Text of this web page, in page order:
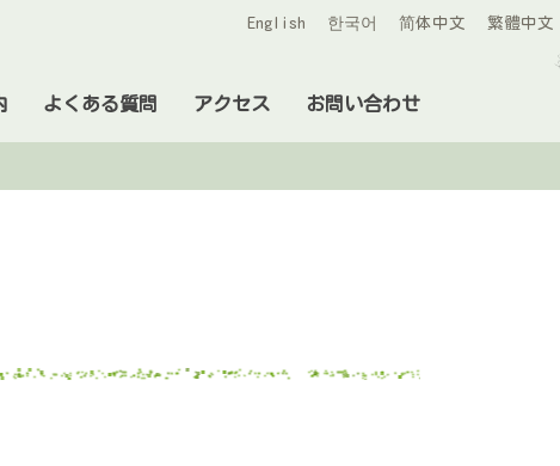
よくある質問 アクセス お問い合わせ
English 한국어 简体中文 繁體中文